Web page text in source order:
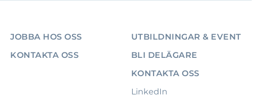
JOBBA HOS OSS
KONTAKTA OSS
UTBILDNINGAR & EVENT
BLI DELÄGARE
KONTAKTA OSS
LinkedIn